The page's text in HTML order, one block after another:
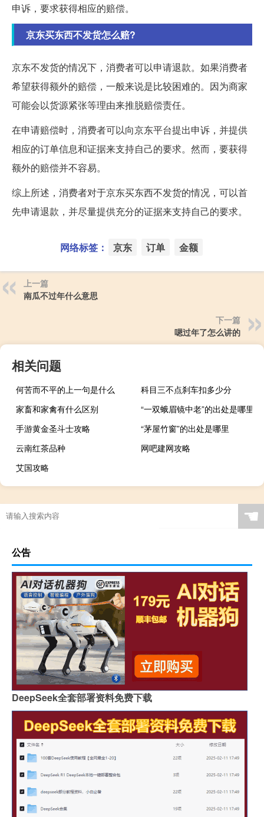
申诉，要求获得相应的赔偿。
京东买东西不发货怎么赔?
京东不发货的情况下，消费者可以申请退款。如果消费者
希望获得额外的赔偿，一般来说是比较困难的。因为商家
可能会以货源紧张等理由来推脱赔偿责任。
在申请赔偿时，消费者可以向京东平台提出申诉，并提供
相应的订单信息和证据来支持自己的要求。然而，要获得
额外的赔偿并不容易。
综上所述，消费者对于京东买东西不发货的情况，可以首
先申请退款，并尽量提供充分的证据来支持自己的要求。
网络标签： 京东 订单 金额
上一篇
南瓜不过年什么意思
下一篇
嗯过年了怎么讲的
相关问题
何苦而不平的上一句是什么
科目三不点刹车扣多少分
家畜和家禽有什么区别
“一双蛾眉镜中老”的出处是哪里
手游黄金圣斗士攻略
“茅屋竹窗”的出处是哪里
云南红茶品种
网吧建网攻略
艾国攻略
☚
公告
DeepSeek全套部署资料免费下载